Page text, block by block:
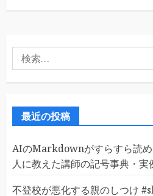
索:
最近の投稿
AIのMarkdownがすらすら読
人に教えた講師の記号事典・実
不登校が悪化する親のしつけ